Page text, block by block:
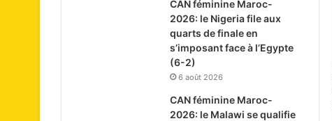
CAN féminine Maroc-
2026: le Nigeria file aux
quarts de finale en
s’imposant face à l’Egypte
(6-2)
6 août 2026
CAN féminine Maroc-
2026: le Malawi se qualifie